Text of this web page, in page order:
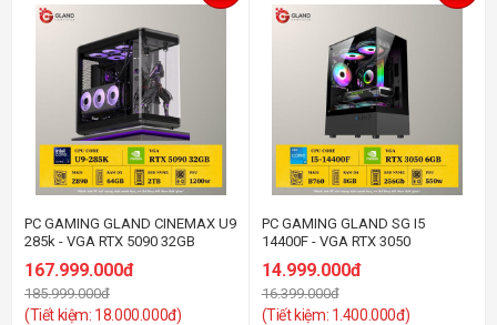
PC GAMING GLAND CINEMAX U9
285k - VGA RTX 5090 32GB
167.999.000đ
185.999.000đ
(Tiết kiệm: 18.000.000đ)
PC GAMING GLAND SG I5
14400F - VGA RTX 3050
14.999.000đ
16.399.000đ
(Tiết kiệm: 1.400.000đ)